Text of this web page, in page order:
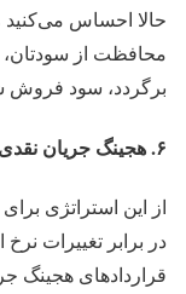
حالا احساس
محافظت از سودتان،
برگردد، سود فروش
۶. هجینگ جریان نقدی
از این استراتژی
در برابر تغییرات
قراردادهای هجینگ